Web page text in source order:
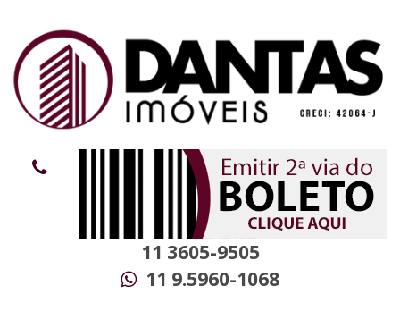
11 3605-9505
11 9.5960-1068